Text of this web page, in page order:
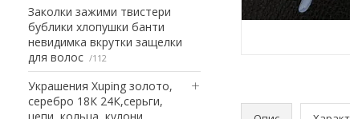
Заколки зажими твистери
бублики хлопушки банти
невидимка вкрутки защелки
для волос
112
Украшения Xuping золото,
серебро 18К 24К,серьги,
цепи, кольца, кулони,